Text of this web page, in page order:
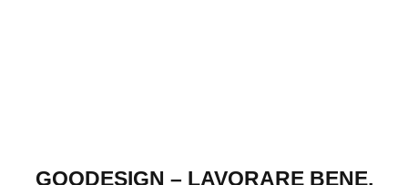
GOODESIGN – LAVORARE BENE,